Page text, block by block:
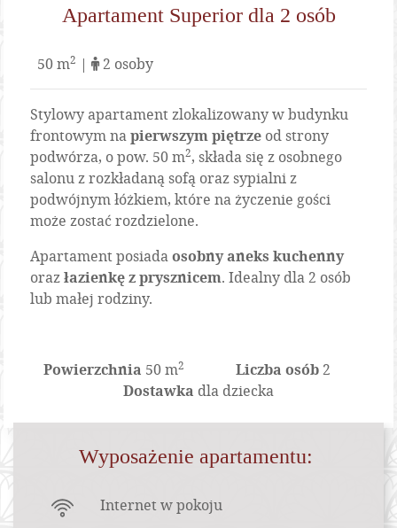
Apartament Superior dla 2 osób
50 m2 | 2 osoby
Stylowy apartament zlokalizowany w budynku
frontowym na pierwszym piętrzeod strony
podwórza, o pow. 50 m2, składa się z osobnego
salonu z rozkładaną sofą oraz sypialni z
podwójnym łóżkiem, które na życzenie gości
może zostać rozdzielone.
Apartament posiada osobny aneks kuchenny
orazłazienkę z prysznicem. Idealny dla 2 osób
lub małej rodziny.
Powierzchnia 50 m2 Liczba osób2
Dostawka dla dziecka
Wyposażenie apartamentu:
Internet w pokoju